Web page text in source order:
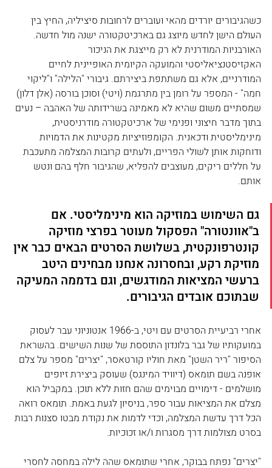
כשהגיבורים יורדים מהאי ועוברים לרחובות סיציליה, החיץ בין
העולם הישן לחדש מיוצג גם בארכיטקטורה ישנה מול חדשה.
האורבניות המודרנית לא רק מייצגת את הניכור
האקזיסטנציאליסטי והמועקה הקיומית האופיינית לחיים
המודרניים, אלא גם משתתפת ביצירתם. גיבורי "הלילה" ו"ליקוי
חמה" - המספר על רומן בין מתרגמת (ויטי) וסוכן בורסה (אלן דלון)
שמסתיים משום שהיא לא מאמינה בשרידותה של האהבה – נעים
בתוך מדבר חיצוני ופנימי של ארכיטקטורה מודרניסטית,
מינימליסטית ודכאנית. הקומפוזיציות מקטינות את הדמויות
ודוחקות אותן לשולי הפריים, ולעתים קרובות המצלמה מתעכבת
על חללים ריקים, מעוצבים להפליא, שהגיבור חלף בהם ונטש
אותם.
גם השימוש במוזיקה הוא מינימליסטי. אם
ב"אוונטורה" הפסקול מעוטר בפרצי מוזיקה
קונטרפונקטית, בשלושת הסרטים הבאים כבר אין
מוזיקת רקע, ובחסרונה אנחנו מבחינים היטב
ברעשי המציאות המודגשים, וגם בדממה המעיקה
שבתוכם אובדים הגיבורים.
אחרי רביעיית הסרטים עם ויטי, ב-1966 אנטוניוני עבר לעסוק
במועקותיו של גבר בלונדון התוססת של שנות השישים. בהשראת
הסיפור "ריר השטן" מאת חוליו קורטאסר, "יצרים" מספר על צלם
אופנה בשם תומאס (דיוויד המינגס) שעוסק ביצירת זיופים
מושלמים - דימויים מבוימים שהם חזות ללא תוכן. במקביל הוא
מצלם את המציאות עבור ספר, בניסיון לגעת באמת. תומאס רואה
הכל דרך עדשת המצלמה, וכדי לדמות את נקודת מבטו סצנות רבות
בסרט מצולמות דרך מסגרות ו/או זכוכיות.
"יצרים" נפתח בבוקר, אחרי שתומאס שהה לילה במחסה לחסרי